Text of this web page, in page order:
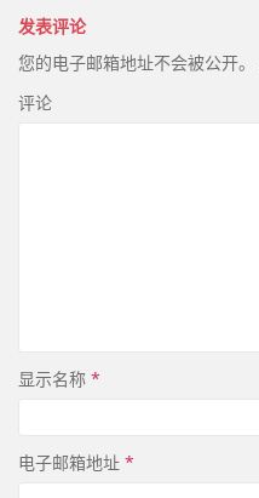
航
发表评论
您的电子邮箱地址不会被公开。
评论
显示名称 *
电子邮箱地址 *